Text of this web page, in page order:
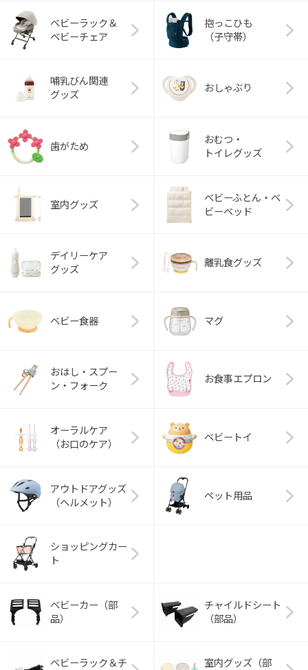
ベビーラック＆
ベビーチェア
抱っこひも
（子守帯）
哺乳びん関連
グッズ
おしゃぶり
歯がため
おむつ・
トイレグッズ
室内グッズ
ベビーふとん・ベ
ビーベッド
デイリーケア
グッズ
離乳食グッズ
ベビー食器 マグ
おはし・スプー
ン・フォーク
お食事エプロン
オーラルケア
（お口のケア）
ベビートイ
アウトドアグッズ
（ヘルメット）
ペット用品
ショッピングカー
ト
ベビーカー（部
品）
チャイルドシート
（部品）
ベビーラック＆チ
室内グッズ（部